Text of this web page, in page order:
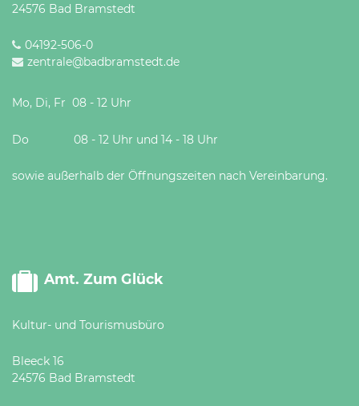
24576 Bad Bramstedt
04192-506-0
zentrale@badbramstedt.de
Mo, Di, Fr 08 - 12 Uhr
Do 08 - 12 Uhr und 14 - 18 Uhr
sowie außerhalb der Öffnungszeiten nach Vereinbarung.
Amt. Zum Glück
Kultur- und Tourismusbüro
Bleeck 16
24576 Bad Bramstedt